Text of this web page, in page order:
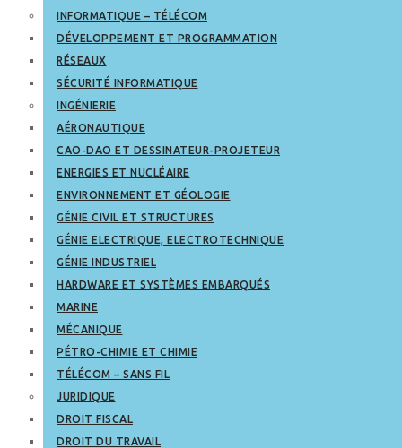
INFORMATIQUE – TÉLÉCOM
DÉVELOPPEMENT ET PROGRAMMATION
RÉSEAUX
SÉCURITÉ INFORMATIQUE
INGÉNIERIE
AÉRONAUTIQUE
CAO-DAO ET DESSINATEUR-PROJETEUR
ENERGIES ET NUCLÉAIRE
ENVIRONNEMENT ET GÉOLOGIE
GÉNIE CIVIL ET STRUCTURES
GÉNIE ELECTRIQUE, ELECTROTECHNIQUE
GÉNIE INDUSTRIEL
HARDWARE ET SYSTÈMES EMBARQUÉS
MARINE
MÉCANIQUE
PÉTRO-CHIMIE ET CHIMIE
TÉLÉCOM – SANS FIL
JURIDIQUE
DROIT FISCAL
DROIT DU TRAVAIL